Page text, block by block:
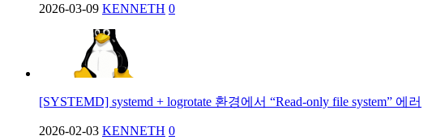
2026-03-09 KENNETH 0
[SYSTEMD] systemd + logrotate 환경에서 “Read-only file system” 에러
2026-02-03 KENNETH 0